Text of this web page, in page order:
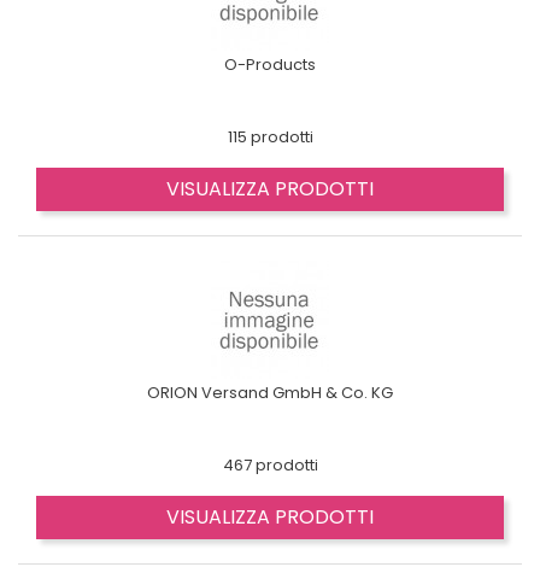
O-Products
115 prodotti
VISUALIZZA PRODOTTI
ORION Versand GmbH & Co. KG
467 prodotti
VISUALIZZA PRODOTTI